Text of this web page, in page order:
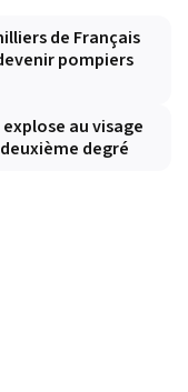
de Français
pompiers
au visage
degré